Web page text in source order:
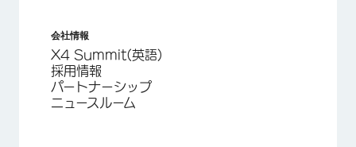
会社情報
X4 Summit(英語)
採用情報
パートナーシップ
ニュースルーム